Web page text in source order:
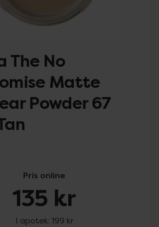
The No
Matte
Powder 67
Pris online
135 kr
I apotek: 199 kr